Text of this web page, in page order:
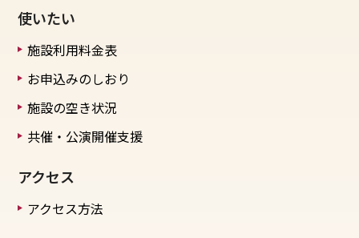
使いたい
施設利用料金表
お申込みのしおり
施設の空き状況
共催・公演開催支援
アクセス
アクセス方法